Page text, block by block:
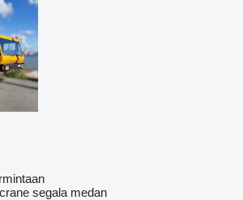
segala medan